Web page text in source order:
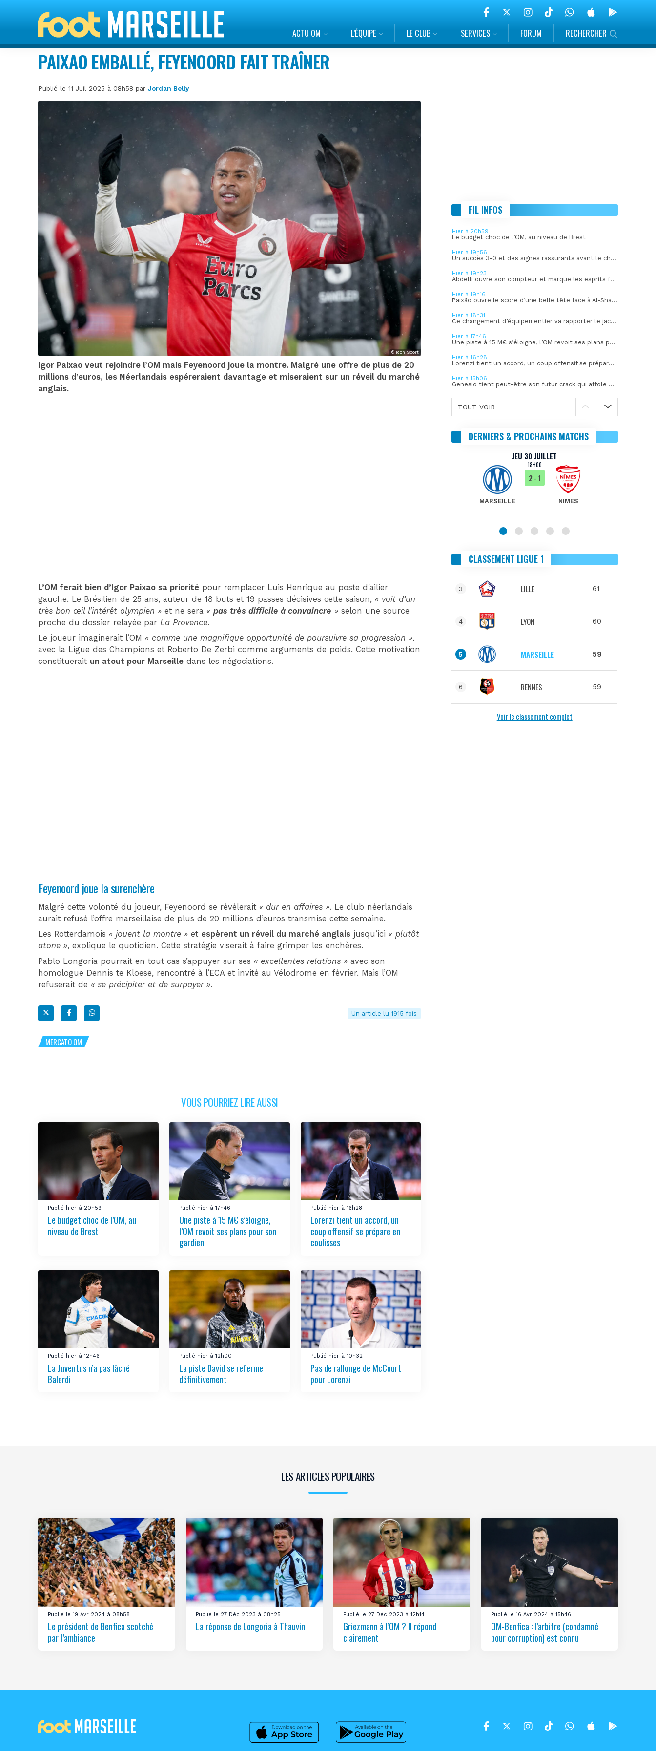
ACTU OM L’ÉQUIPE LE CLUB SERVICES FORUM RECHERCHER
PAIXAO EMBALLÉ, FEYENOORD FAIT TRAÎNER
Publié le 11 Juil 2025 à 08h58 parJordan Belly
© Icon Sport
Igor Paixao veut rejoindre l’OM mais Feyenoord joue la montre. Malgré une offre de plus de 20
millions d’euros, les Néerlandais espéreraient davantage et miseraient sur un réveil du marché
anglais.
L’OM ferait bien d’Igor Paixao sa priorité pour remplacer Luis Henrique au poste d’ailier
gauche. Le Brésilien de 25 ans, auteur de 18 buts et 19 passes décisives cette saison, « voit d’un
très bon œil l’intérêt olympien » et ne sera «pas très difficile à convaincre » selon une source
proche du dossier relayée par La Provence.
Le joueur imaginerait l’OM « comme une magnifique opportunité de poursuivre sa progression »,
avec la Ligue des Champions et Roberto De Zerbi comme arguments de poids. Cette motivation
constituerait un atout pour Marseille dans les négociations.
Feyenoord joue la surenchère
Malgré cette volonté du joueur, Feyenoord se révélerait « dur en affaires ». Le club néerlandais
aurait refusé l’offre marseillaise de plus de 20 millions d’euros transmise cette semaine.
Les Rotterdamois « jouent la montre » et espèrent un réveil du marché anglais jusqu’ici « plutôt
atone », explique le quotidien. Cette stratégie viserait à faire grimper les enchères.
Pablo Longoria pourrait en tout cas s’appuyer sur ses « excellentes relations » avec son
homologue Dennis te Kloese, rencontré à l’ECA et invité au Vélodrome en février. Mais l’OM
refuserait de « se précipiter et de surpayer ».
Un article lu 1915 fois
MERCATO OM
VOUS POURRIEZ LIRE AUSSI
Publié hier à 20h59
Le budget choc de l’OM, au
niveau de Brest
Publié hier à 17h46
Une piste à 15 M€ s’éloigne,
l’OM revoit ses plans pour son
gardien
Publié hier à 16h28
Lorenzi tient un accord, un
coup offensif se prépare en
coulisses
Publié hier à 12h46
La Juventus n’a pas lâché
Balerdi
Publié hier à 12h00
La piste David se referme
définitivement
Publié hier à 10h32
Pas de rallonge de McCourt
pour Lorenzi
FIL INFOS
Hier à 20h59
Le budget choc de l’OM, au niveau de Brest
Hier à 19h56
Un succès 3-0 et des signes rassurants avant le choc face à Bilbao
Hier à 19h23
Abdelli ouvre son compteur et marque les esprits face à Al-Shahania
Hier à 19h16
Paixão ouvre le score d’une belle tête face à Al-Shahania
Hier à 18h31
Ce changement d’équipementier va rapporter le jackpot à l’OM
Hier à 17h46
Une piste à 15 M€ s’éloigne, l’OM revoit ses plans pour son gardien
Hier à 16h28
Lorenzi tient un accord, un coup offensif se prépare en coulisses
Hier à 15h06
Genesio tient peut-être son futur crack qui affole déjà l’Europe
TOUT VOIR
DERNIERS & PROCHAINS MATCHS
JEU 30 JUILLET
18H00
MARSEILLE
2- 1
NIMES
CLASSEMENT LIGUE 1
3 LILLE 61
4 LYON 60
5 MARSEILLE 59
6 RENNES 59
Voir le classement complet
LES ARTICLES POPULAIRES
Publié le 19 Avr 2024 à 08h58
Le président de Benfica scotché
par l’ambiance
Publié le 27 Déc 2023 à 08h25
La réponse de Longoria à Thauvin
Publié le 27 Déc 2023 à 12h14
Griezmann à l’OM ? Il répond
clairement
Publié le 16 Avr 2024 à 15h46
OM-Benfica : l’arbitre (condamné
pour corruption) est connu